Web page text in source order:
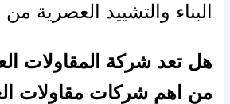
البناء والتشييد العصرية
هل تعد شركة المقاولات
من اهم شركات مقاولات